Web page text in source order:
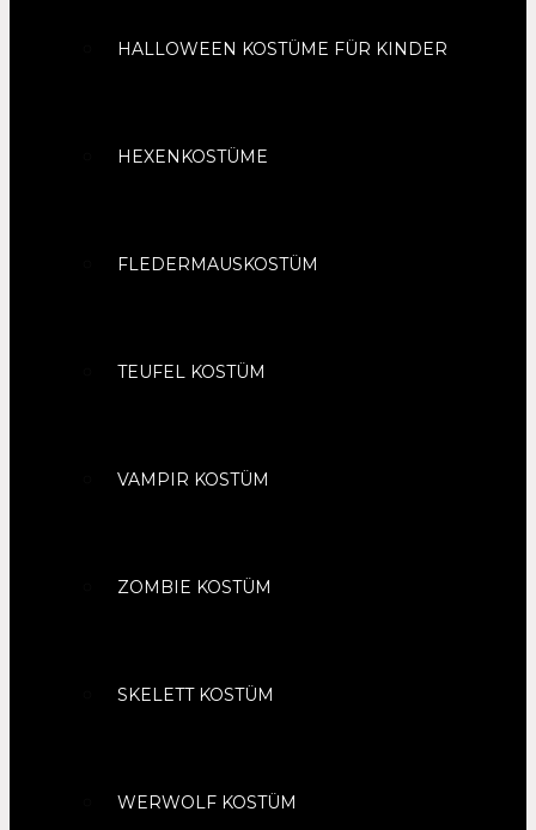
HALLOWEEN KOSTÜME FÜR KINDER
HEXENKOSTÜME
FLEDERMAUSKOSTÜM
TEUFEL KOSTÜM
VAMPIR KOSTÜM
ZOMBIE KOSTÜM
SKELETT KOSTÜM
WERWOLF KOSTÜM